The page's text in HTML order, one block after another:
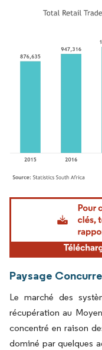
Image © Mordor
Paysage
Le marché des
récupération au
concentré en raison
dominé par quelques